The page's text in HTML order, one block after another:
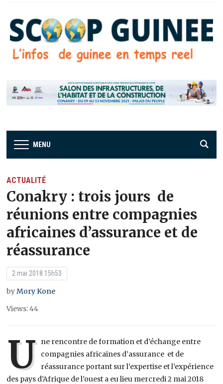
MENU
ACTUALITÉ
Conakry : trois jours de
réunions entre compagnies
africaines d’assurance et de
réassurance
2 mai 2018 15h53
byMory Kone
Views: 44
U ne rencontre de formation et d’échange entre
compagnies africaines d’assurance et de
réassurance portant sur l’expertise et l’expérience
des pays d’Afrique de l’ouest a eu lieu mercredi 2 mai 2018